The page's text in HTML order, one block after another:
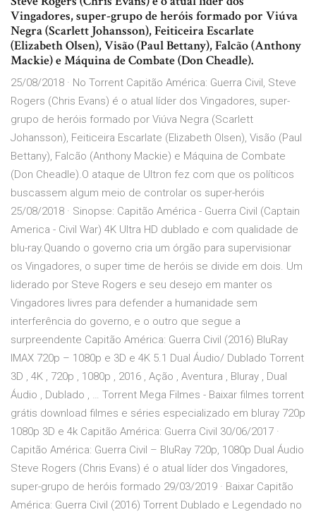
Vingadores, super-grupo de heróis formado por Viúva
Negra (Scarlett Johansson), Feiticeira Escarlate
(Elizabeth Olsen), Visão (Paul Bettany), Falcão (Anthony
Mackie) e Máquina de Combate (Don Cheadle).
25/08/2018 · No Torrent Capitão América: Guerra Civil, Steve
Rogers (Chris Evans) é o atual líder dos Vingadores, super-
grupo de heróis formado por Viúva Negra (Scarlett
Johansson), Feiticeira Escarlate (Elizabeth Olsen), Visão (Paul
Bettany), Falcão (Anthony Mackie) e Máquina de Combate
(Don Cheadle).O ataque de Ultron fez com que os políticos
buscassem algum meio de controlar os super-heróis
25/08/2018 · Sinopse: Capitão América - Guerra Civil (Captain
America - Civil War) 4K Ultra HD dublado e com qualidade de
blu-ray.Quando o governo cria um órgão para supervisionar
os Vingadores, o super time de heróis se divide em dois. Um
liderado por Steve Rogers e seu desejo em manter os
Vingadores livres para defender a humanidade sem
interferência do governo, e o outro que segue a
surpreendente Capitão América: Guerra Civil (2016) BluRay
IMAX 720p – 1080p e 3D e 4K 5.1 Dual Áudio/ Dublado Torrent
3D , 4K , 720p , 1080p , 2016 , Ação , Aventura , Bluray , Dual
Áudio , Dublado , … Torrent Mega Filmes - Baixar filmes torrent
grátis download filmes e séries especializado em bluray 720p
1080p 3D e 4k Capitão América: Guerra Civil 30/06/2017 ·
Capitão América: Guerra Civil – BluRay 720p, 1080p Dual Áudio
Steve Rogers (Chris Evans) é o atual líder dos Vingadores,
super-grupo de heróis formado 29/03/2019 · Baixar Capitão
América: Guerra Civil (2016) Torrent Dublado e Legendado no